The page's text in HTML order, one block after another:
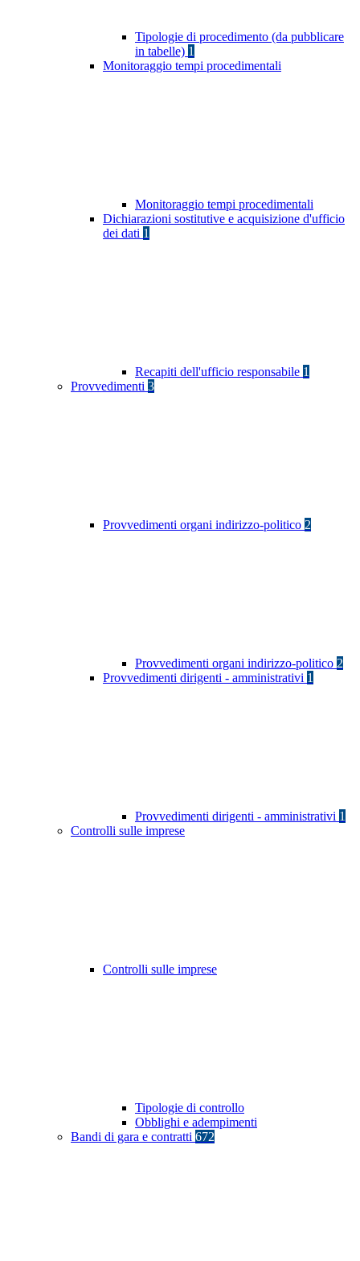
Tipologie di procedimento (da pubblicare
in tabelle) 1
Monitoraggio tempi procedimentali
Monitoraggio tempi procedimentali
Dichiarazioni sostitutive e acquisizione d'ufficio
dei dati 1
Recapiti dell'ufficio responsabile 1
Provvedimenti 3
Provvedimenti organi indirizzo-politico 2
Provvedimenti organi indirizzo-politico 2
Provvedimenti dirigenti - amministrativi 1
Provvedimenti dirigenti - amministrativi 1
Controlli sulle imprese
Controlli sulle imprese
Tipologie di controllo
Obblighi e adempimenti
Bandi di gara e contratti 672